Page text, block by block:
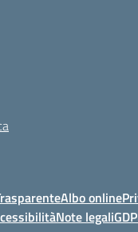
Albo online
Note legali